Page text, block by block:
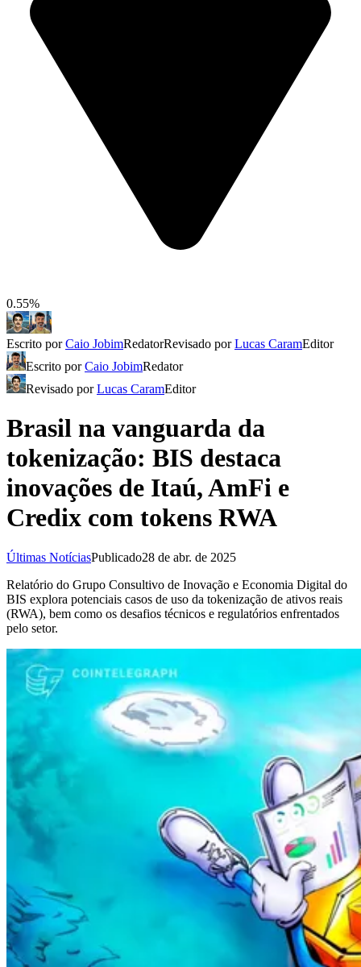
0.55%
Escrito porCaio JobimRedatorRevisado porLucas CaramEditor
Escrito porCaio JobimRedator
Revisado porLucas CaramEditor
Brasil na vanguarda da
tokenização: BIS destaca
inovações de Itaú, AmFi e
Credix com tokens RWA
Últimas NotíciasPublicado28 de abr. de 2025
Relatório do Grupo Consultivo de Inovação e Economia Digital do
BIS explora potenciais casos de uso da tokenização de ativos reais
(RWA), bem como os desafios técnicos e regulatórios enfrentados
pelo setor.